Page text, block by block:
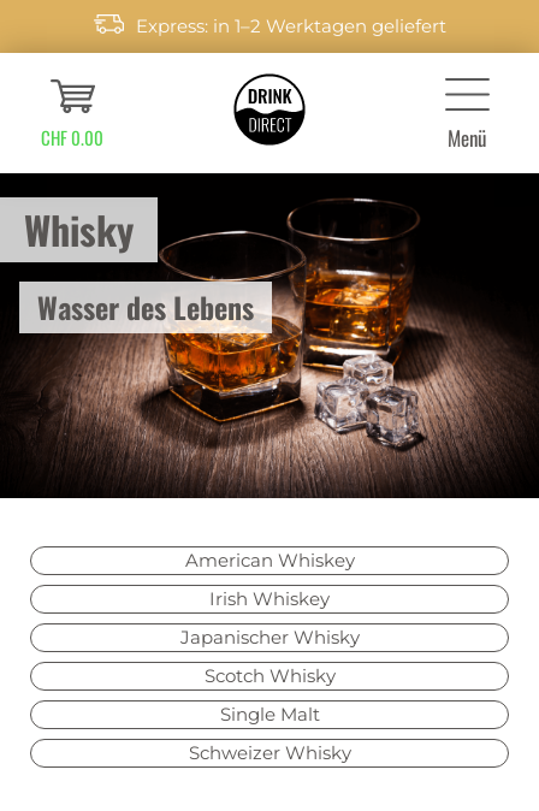
Express: in 1–2 Werktagen geliefert
CHF 0.00 Menü
Whisky
Wasser des Lebens
American Whiskey
Irish Whiskey
Japanischer Whisky
Scotch Whisky
Single Malt
Schweizer Whisky